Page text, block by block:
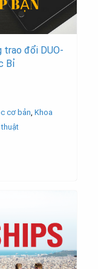
trao đổi DUO-
Bỉ
cơ bản, Khoa
thuật